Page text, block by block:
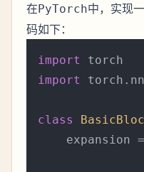
在PyTorch中，实现
码如下：
import
import
class
expansion